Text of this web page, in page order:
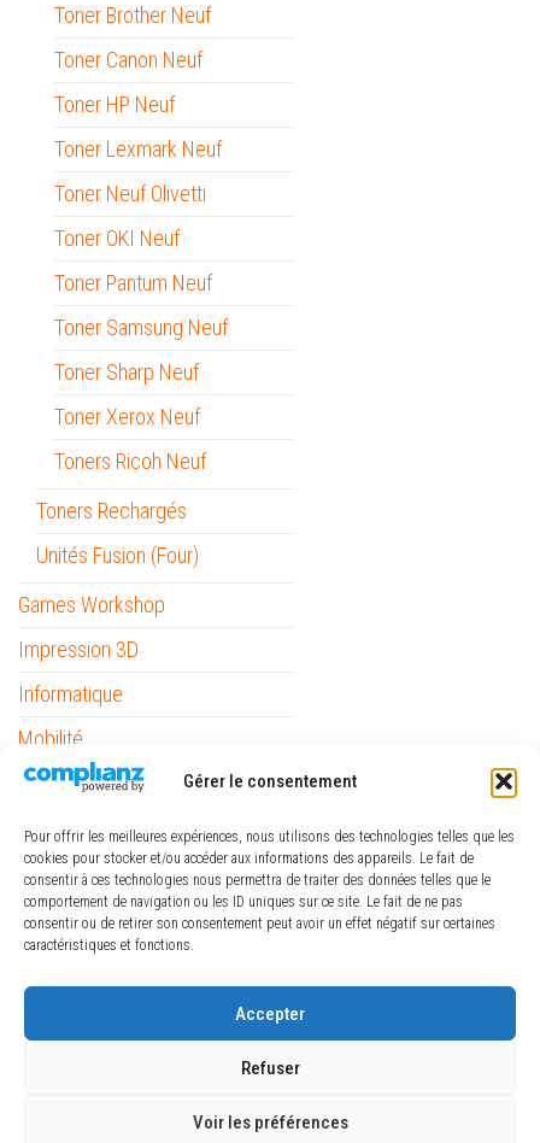
Gérer le consentement
Pour offrir les meilleures expériences, nous utilisons des technologies telles que les
cookies pour stocker et/ou accéder aux informations des appareils. Le fait de
consentir à ces technologies nous permettra de traiter des données telles que le
comportement de navigation ou les ID uniques sur ce site. Le fait de ne pas
consentir ou de retirer son consentement peut avoir un effet négatif sur certaines
caractéristiques et fonctions.
Accepter
Refuser
Voir les préférences
Toner Brother Neuf
Toner Canon Neuf
Toner HP Neuf
Toner Lexmark Neuf
Toner Neuf Olivetti
Toner OKI Neuf
Toner Pantum Neuf
Toner Samsung Neuf
Toner Sharp Neuf
Toner Xerox Neuf
Toners Ricoh Neuf
Toners Rechargés
Unités Fusion (Four)
Games Workshop
Impression 3D
Informatique
Mobilité
Outils
Papeterie / Bureau
Piles
Pinceaux Raphaël
ref_logiciel
Fièrement propulsé parWordPress